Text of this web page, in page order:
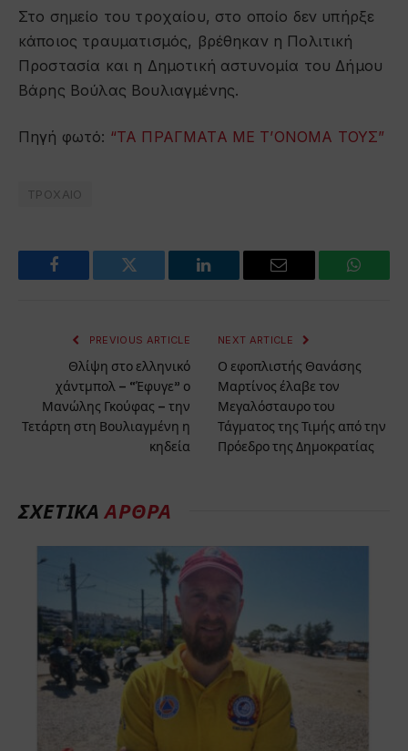
Στο σημείο του τροχαίου, στο οποίο δεν υπήρξε
κάποιος τραυματισμός, βρέθηκαν η Πολιτική
Προστασία και η Δημοτική αστυνομία του Δήμου
Βάρης Βούλας Βουλιαγμένης.
Πηγή φωτό: “ΤΑ ΠΡΑΓΜΑΤΑ ΜΕ Τ’ΟΝΟΜΑ ΤΟΥΣ”
ΤΡΟΧΑΙΟ
Facebook Twitter LinkedIn Email
PREVIOUS ARTICLE
Θλίψη στο ελληνικό
χάντμπολ – “Έφυγε” ο
Μανώλης Γκούφας – την
Τετάρτη στη Βουλιαγμένη η
κηδεία
NEXT ARTICLE
Ο εφοπλιστής Θανάσης
Μαρτίνος έλαβε τον
Μεγαλόσταυρο του
Τάγματος της Τιμής από την
Πρόεδρο της Δημοκρατίας
ΣΧΕΤΙΚΆΆΡΘΡΑ